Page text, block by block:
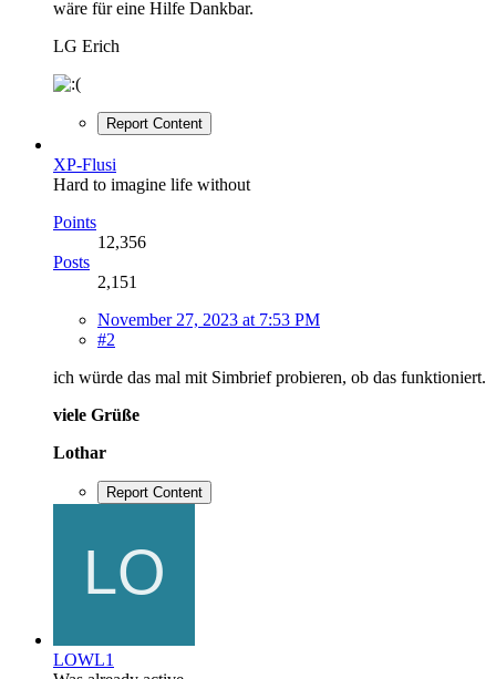
wäre für eine Hilfe Dankbar.
LG Erich
Report Content
XP-Flusi
Hard to imagine life without
Points
12,356
Posts
2,151
November 27, 2023 at 7:53 PM
#2
ich würde das mal mit Simbrief probieren, ob das funktioniert.
viele Grüße
Lothar
Report Content
LOWL1